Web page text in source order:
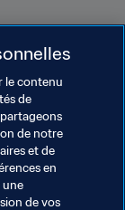
se jouera
Valenciennes.
Princes, à
et la
billets
le contenu
de
de notre
et de
en
une
de vos